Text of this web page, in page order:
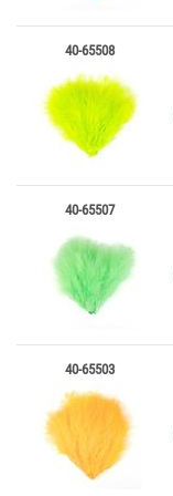
40-65508
40-65507
40-65503